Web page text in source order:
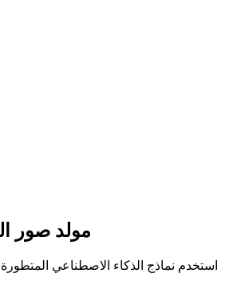
مولد صور
استخدم نماذج الذكاء الاصطناعي